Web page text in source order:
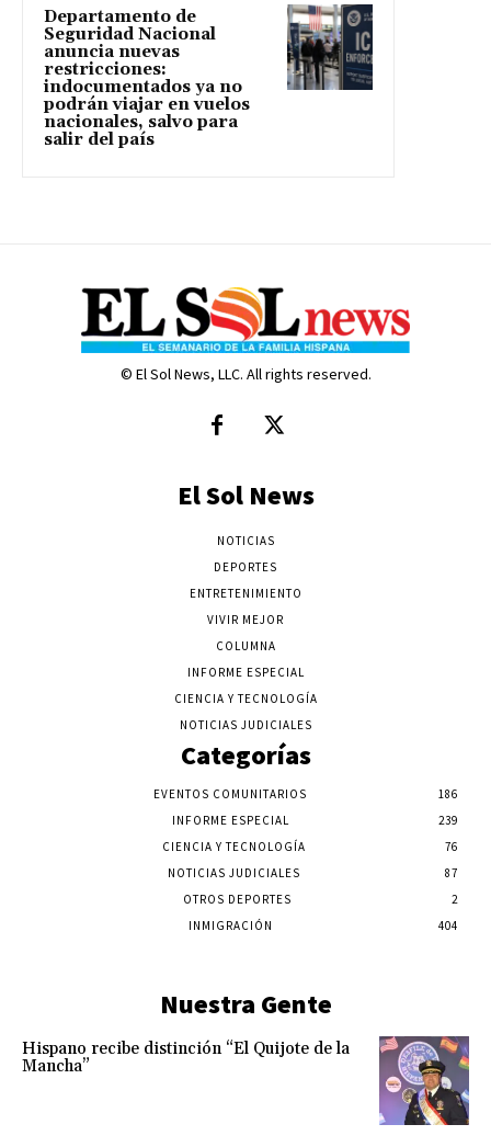
Departamento de
Seguridad Nacional
anuncia nuevas
restricciones:
indocumentados ya no
podrán viajar en vuelos
nacionales, salvo para
salir del país
© El Sol News, LLC. All rights reserved.
El Sol News
NOTICIAS
DEPORTES
ENTRETENIMIENTO
VIVIR MEJOR
COLUMNA
INFORME ESPECIAL
CIENCIA Y TECNOLOGÍA
NOTICIAS JUDICIALES
Categorías
EVENTOS COMUNITARIOS
186
INFORME ESPECIAL
239
CIENCIA Y TECNOLOGÍA
76
NOTICIAS JUDICIALES
87
OTROS DEPORTES
2
INMIGRACIÓN
404
Nuestra Gente
Hispano recibe distinción “El Quijote de la
Mancha”